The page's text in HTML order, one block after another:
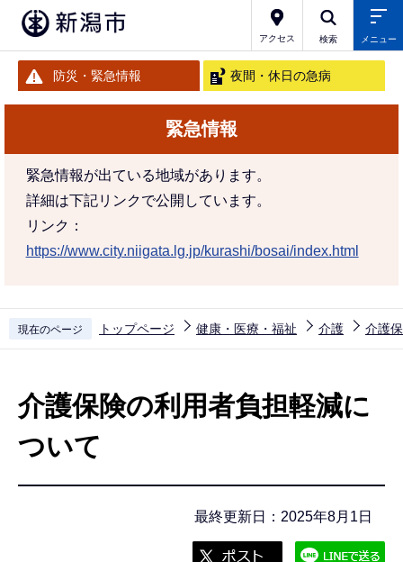
アクセス 検索 メニュー
防災・緊急情報 夜間・休日の急病
緊急情報
緊急情報が出ている地域があります。
詳細は下記リンクで公開しています。
リンク：
https://www.city.niigata.lg.jp/kurashi/bosai/index.html
現在のページ トップページ 健康・医療・福祉 介護 介護
介護保険の利用者負担軽減に
ついて
最終更新日：2025年8月1日